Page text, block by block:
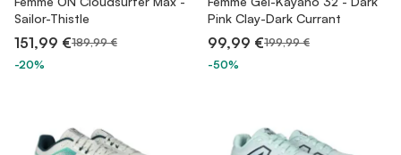
Sailor-Thistle
151,99 €189,99 €
-20%
Pink Clay-Dark Currant
99,99 €199,99 €
-50%